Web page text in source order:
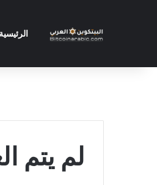
الرئيسية
لم يتم